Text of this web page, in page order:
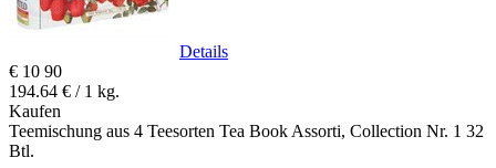
Details
€ 10 90
194.64 € / 1 kg.
Kaufen
Teemischung aus 4 Teesorten Tea Book Assorti, Collection Nr. 1 32
Btl.